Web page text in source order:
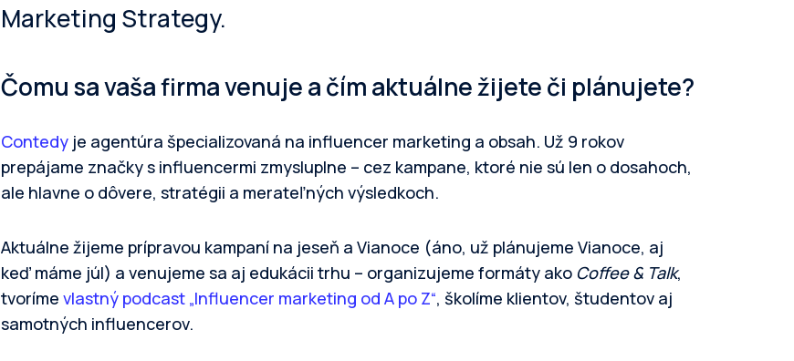
Marketing Strategy.
Čomu sa vaša firma venuje a čím aktuálne žijete či plánujete?
Contedy je agentúra špecializovaná na influencer marketing a obsah. Už 9 rokov
prepájame značky s influencermi zmysluplne – cez kampane, ktoré nie sú len o dosahoch,
ale hlavne o dôvere, stratégii a merateľných výsledkoch.
Aktuálne žijeme prípravou kampaní na jeseň a Vianoce (áno, už plánujeme Vianoce, aj
keď máme júl) a venujeme sa aj edukácii trhu – organizujeme formáty ako Coffee & Talk,
tvoríme vlastný podcast „Influencer marketing od A po Z“, školíme klientov, študentov aj
samotných influencerov.